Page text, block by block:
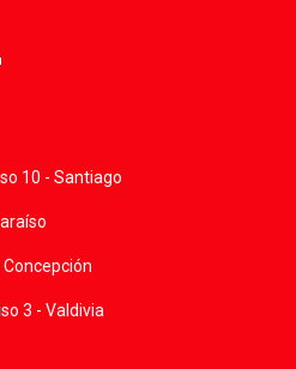
10 - Santiago
3 - Valdivia